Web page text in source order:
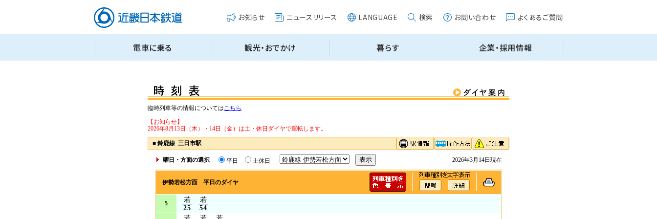
臨時列車等の情報についてはこちら
【お知らせ】
2026年8月13日（木）・14日（金）は土・休日ダイヤで運転します。
■ 鈴鹿線 三日市駅
曜日・方面の選択 平日 土休日 2026年3月14日現在
伊勢若松方面 平日のダイヤ
5
若
25
若
54